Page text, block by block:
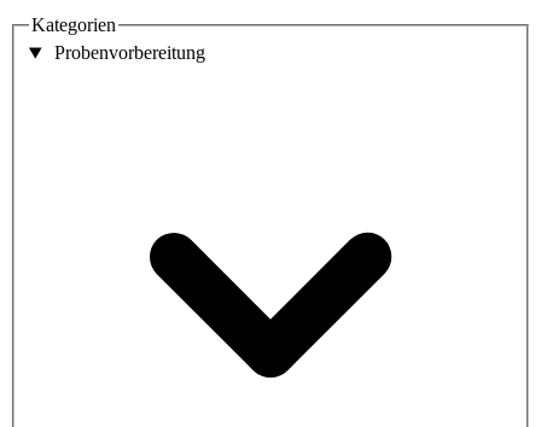
Kategorien
Probenvorbereitung